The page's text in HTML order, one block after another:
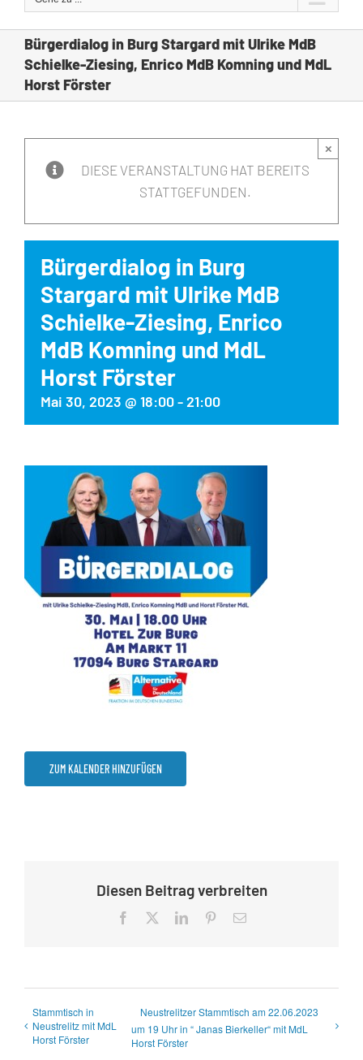
Bürgerdialog in Burg Stargard mit Ulrike MdB
Schielke-Ziesing, Enrico MdB Komning und MdL
Horst Förster
DIESE VERANSTALTUNG HAT BEREITS
STATTGEFUNDEN.
×
Bürgerdialog in Burg
Stargard mit Ulrike MdB
Schielke-Ziesing, Enrico
MdB Komning und MdL
Horst Förster
Mai 30, 2023 @ 18:00-21:00
ZUM KALENDER HINZUFÜGEN
Diesen Beitrag verbreiten
Facebook LinkedInPinterest
E-
Stammtisch in
Neustrelitz mit MdL
Horst Förster
Neustrelitzer Stammtisch am 22.06.2023
um 19 Uhr in “ Janas Bierkeller“ mit MdL
Horst Förster